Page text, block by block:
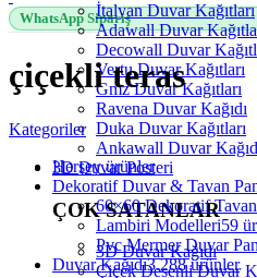
WhatsApp Siparişİtalyan Duvar Kağıtları
Adawall Duvar
Decowall Duvar
Vertu Duvar Kağıtları
Gmz Duvar Kağıtları
Ravena Duvar Kağıdı
Duka Duvar Kağıtları
Ankawall Duvar
3D Duvar Posteri
ÇOK SATANLAR
3D Duvar Kağıdı
Çiçek Desenli Duvar
çiçekli teras
Kategoriler
Herşeyürünler
Dekoratif Duvar & Tavan
60×60 Dekoratif
Lambiri Modelleri59
Pvc Mermer Duvar
Duvar Kağıdı3.288 ürünler